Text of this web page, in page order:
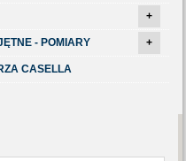
+
- POMIARY +
CASELLA